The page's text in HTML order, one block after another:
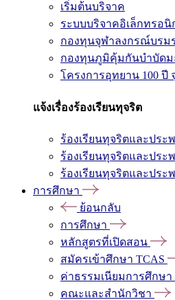
เริ่มต้นบริจาค
ระบบบริจาคอิเล็กทรอนิ
กองทุนจุฬาลงกรณ์บรม
กองทุนภูมิคุ้มกันบำบัดม
โครงการอุทยาน 100
แจ้งเรื่องร้องเรียนทุจริต
ร้องเรียนทุจริตและปร
ร้องเรียนทุจริตและปร
ร้องเรียนทุจริตและปร
การศึกษา
ย้อนกลับ
การศึกษา
หลักสูตรที่เปิดสอน
สมัครเข้าศึกษา TCAS
ค่าธรรมเนียมการศึกษา
คณะและสำนักวิชา